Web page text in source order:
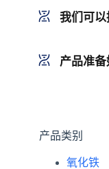
我们可以
产品准备
产品类别
氧化铁